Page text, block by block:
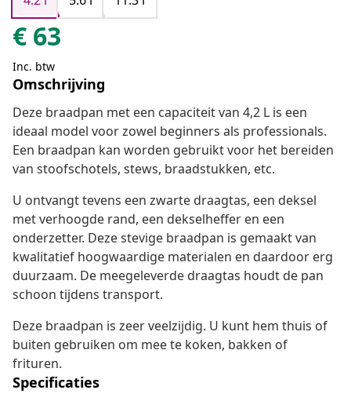
€ 63
Inc. btw
Omschrijving
Deze braadpan met een capaciteit van 4,2 L is een
ideaal model voor zowel beginners als professionals.
Een braadpan kan worden gebruikt voor het bereiden
van stoofschotels, stews, braadstukken, etc.
U ontvangt tevens een zwarte draagtas, een deksel
met verhoogde rand, een dekselheffer en een
onderzetter. Deze stevige braadpan is gemaakt van
kwalitatief hoogwaardige materialen en daardoor erg
duurzaam. De meegeleverde draagtas houdt de pan
schoon tijdens transport.
Deze braadpan is zeer veelzijdig. U kunt hem thuis of
buiten gebruiken om mee te koken, bakken of
frituren.
Specificaties